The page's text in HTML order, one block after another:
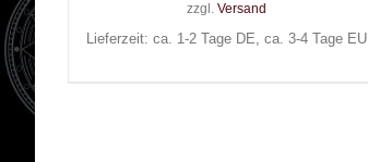
zzgl. Versand
Lieferzeit: ca. 1-2 Tage DE, ca. 3-4 Tage EU